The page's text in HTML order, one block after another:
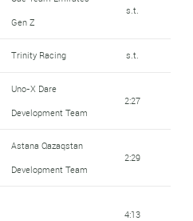
Gen Z
s.t.
Trinity Racing s.t.
Uno-X Dare
Development Team
2:27
Astana Qazaqstan
Development Team
2:29
4:13